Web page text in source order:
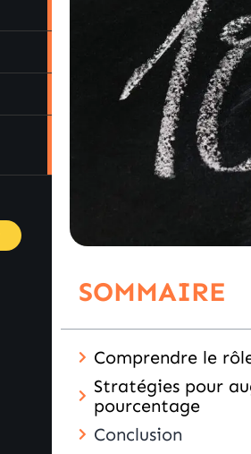
SOMMAIRE
Comprendre le
Stratégies pour
pourcentage
Conclusion